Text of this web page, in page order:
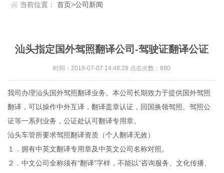
当前位置：首页>公司新闻
汕头指定国外驾照翻译公司-驾驶证翻译公证
时间：2018-07-07 14:48:29 点击次数：880
我司办理汕头国外驾照翻译业务。本公司长期致力于提供国外驾照
翻译，可以操作中外互译，翻译盖章认证，回国换领驾照。驾照公
证等一系列业务，公证处认可翻译专用章。
汕头车管所要求驾照翻译资质（个人翻译无效）
１．拥有中英文翻译专用章及中英文公司名称对照。
２．中文公司全称须有“翻译”字样，不能以“咨询服务、文化传播、